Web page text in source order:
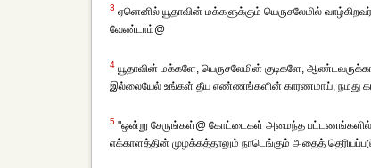
3 ஏனெனில் யூதாவின் மக்களுக்கும் யெருசலேமில்
வேண்டாம்@
4 யூதாவின் மக்களே, யெருசலேமின் குடிகளே,
இல்லையேல் உங்கள் தீய எண்ணங்களின் காரணமாய், நமது
5 "ஒன்று சேருங்கள்@ கோட்டைகள் அமைந்த பட்டணங்களில்
எக்காளத்தின் முழக்கத்தாலும் நாடெங்கும் அதைத்